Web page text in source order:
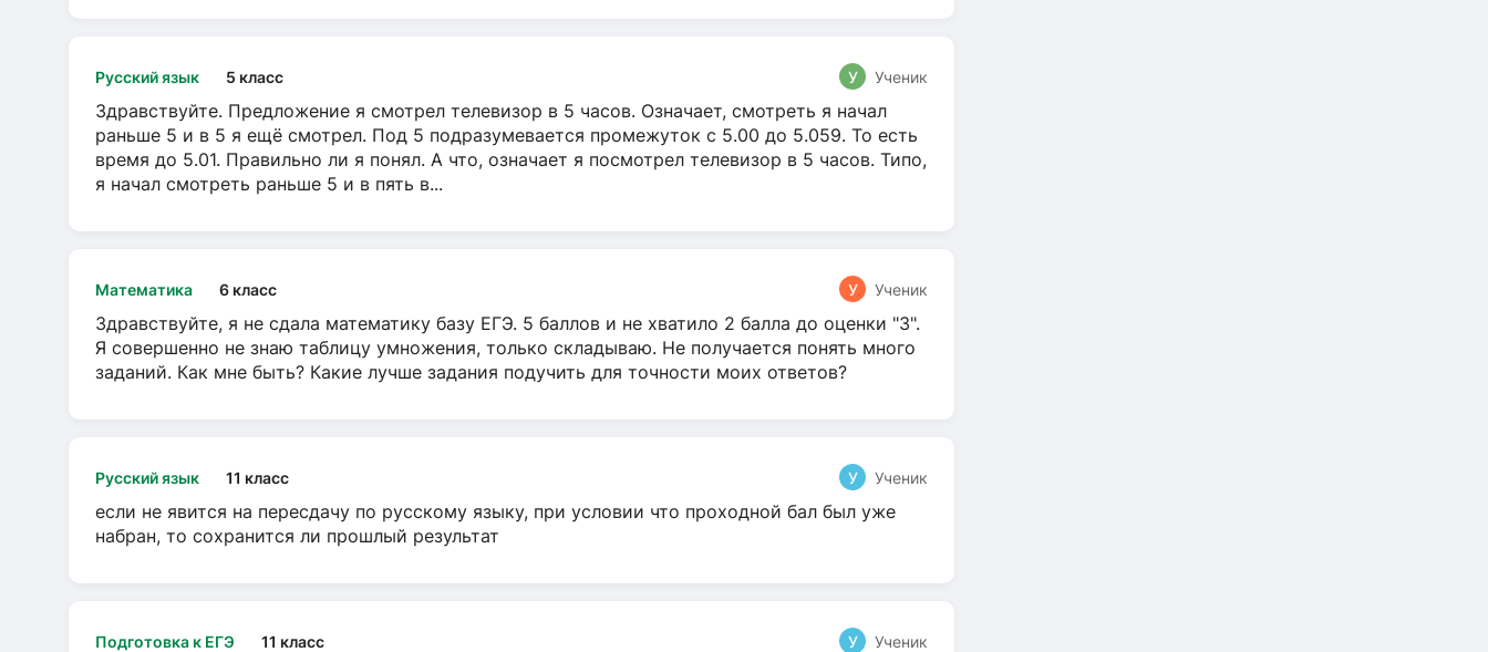
Русский язык 5 класс У Ученик
Здравствуйте. Предложение я смотрел телевизор в 5 часов. Означает, смотреть я начал
раньше 5 и в 5 я ещё смотрел. Под 5 подразумевается промежуток с 5.00 до 5.059. То есть
время до 5.01. Правильно ли я понял. А что, означает я посмотрел телевизор в 5 часов. Типо,
я начал смотреть раньше 5 и в пять в...
Математика 6 класс У Ученик
Здравствуйте, я не сдала математику базу ЕГЭ. 5 баллов и не хватило 2 балла до оценки "3".
Я совершенно не знаю таблицу умножения, только складываю. Не получается понять много
заданий. Как мне быть? Какие лучше задания подучить для точности моих ответов?
Русский язык 11 класс У Ученик
если не явится на пересдачу по русскому языку, при условии что проходной бал был уже
набран, то сохранится ли прошлый результат
Подготовка к ЕГЭ 11 класс У Ученик